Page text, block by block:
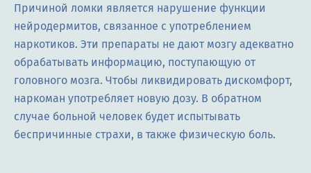
Причиной ломки является нарушение функции
нейродермитов, связанное с употреблением
наркотиков. Эти препараты не дают мозгу адекватно
обрабатывать информацию, поступающую от
головного мозга. Чтобы ликвидировать дискомфорт,
наркоман употребляет новую дозу. В обратном
случае больной человек будет испытывать
беспричинные страхи, в также физическую боль.